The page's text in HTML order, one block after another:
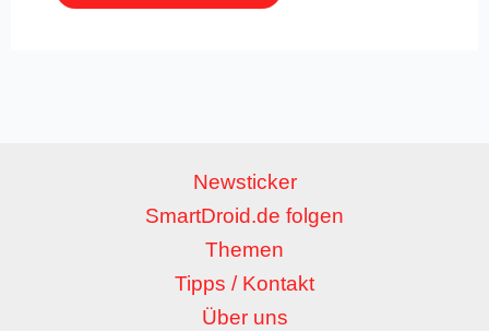
Newsticker
SmartDroid.de folgen
Themen
Tipps / Kontakt
Über uns